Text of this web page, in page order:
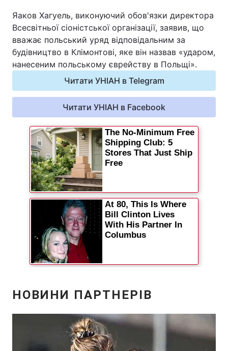
ПОСЛУГИ
Реклама на сайті Фотобанк
Моніторинг Пресцентр
Яаков Хагуель, виконуючий обов'язки директора
Всесвітньої сіоністської організації, заявив, що
вважає польський уряд відповідальним за
будівництво в Клімонтові, яке він назвав «ударом,
нанесеним польському єврейству в Польщі».
Читати УНІАН в Telegram
Читати УНІАН в Facebook